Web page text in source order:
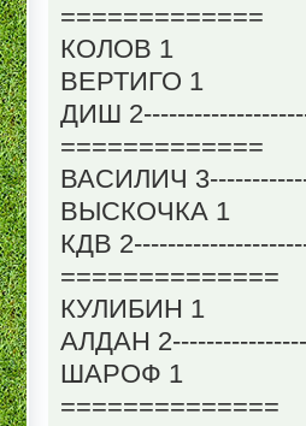
=============
КОЛОВ 1
ВЕРТИГО 1
ДИШ
=============
ВАСИЛИЧ
ВЫСКОЧКА 1
КДВ
==============
КУЛИБИН 1
АЛДАН
ШАРОФ 1
==============